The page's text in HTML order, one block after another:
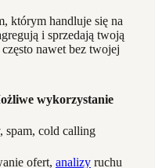
którym handluje się na
i sprzedają twoją
nawet bez twojej
wykorzystanie
spam, cold calling
ofert, analizy ruchu